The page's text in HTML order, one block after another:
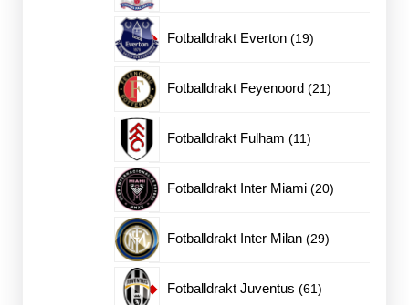
Fotballdrakt Everton 1919
Fotballdrakt Feyenoord 2121
Fotballdrakt Fulham 1111
Fotballdrakt Inter Miami 2020
Fotballdrakt Inter Milan 2929
Fotballdrakt Juventus 6161